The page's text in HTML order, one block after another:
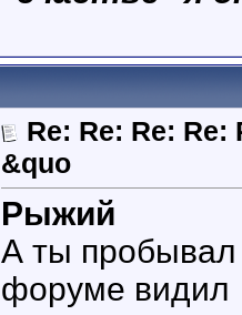
Re: Re: Re: Re:
&quo
Рыжий
А ты пробывал
форуме видил